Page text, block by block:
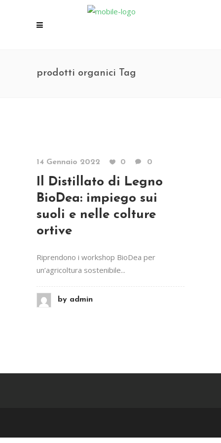
prodotti organici Tag
14 Gennaio 2022 0 0
Il Distillato di Legno
BioDea: impiego sui
suoli e nelle colture
ortive
Riprendono i workshop BioDea per
un’agricoltura sostenibile...
by admin